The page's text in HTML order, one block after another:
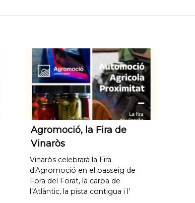
Agromoció, la Fira de
Vinaròs
Vinaròs celebrarà la Fira
d'Agromoció en el passeig de
Fora del Forat, la carpa de
l’Atlàntic, la pista contigua i l’
Agromoció, la Fira de
Vinaròs
Vinaròs celebrarà la Fira
d'Agromoció en el passeig de
Fora del Forat, la carpa de
Quan: 09/05/2026 - 10/05/2026
On: Passeig Fora del Forat